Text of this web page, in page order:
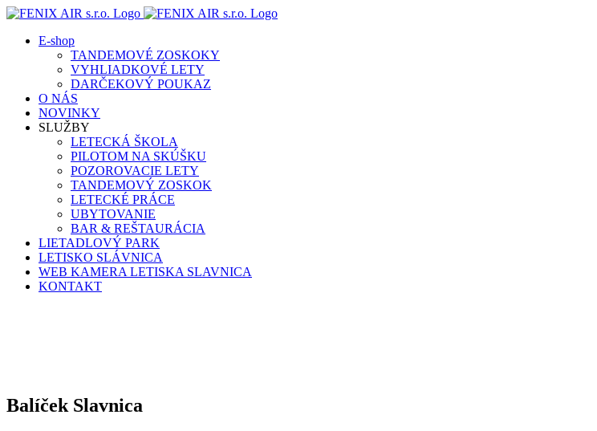
Skip
contentE-shop
TANDEMOVÉ ZOSKOKY
VYHLIADKOVÉ LETY
DARČEKOVÝ POUKAZ
O NÁS
NOVINKY
SLUŽBY
LETECKÁ ŠKOLA
PILOTOM NA SKÚŠKU
POZOROVACIE LETY
TANDEMOVÝ ZOSKOK
LETECKÉ PRÁCE
UBYTOVANIE
BAR & REŠTAURÁCIA
LIETADLOVÝ PARK
LETISKO SLÁVNICA
WEB KAMERA LETISKA SLAVNICA
KONTAKT
Balíček Slavnica